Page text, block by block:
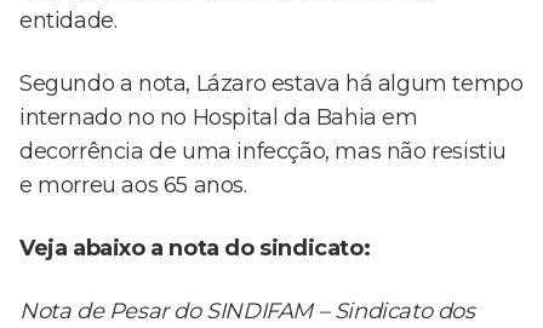
entidade.
Segundo a nota, Lázaro estava há algum tempo
internado no no Hospital da Bahia em
decorrência de uma infecção, mas não resistiu
e morreu aos 65 anos.
Veja abaixo a nota do sindicato:
Nota de Pesar do SINDIFAM – Sindicato dos